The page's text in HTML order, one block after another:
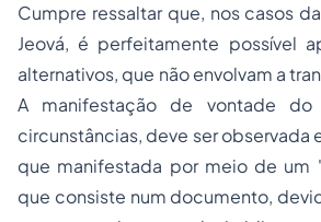
Cumpre ressaltar que, nos casos
Jeová, é perfeitamente possível
alternativos, que não envolvam a
A manifestação de vontade do
circunstâncias, deve ser observada
que manifestada por meio de um
que consiste num documento,